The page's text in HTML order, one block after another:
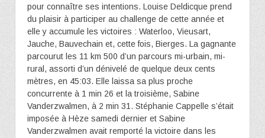
pour connaître ses intentions. Louise Deldicque prend
du plaisir à participer au challenge de cette année et
elle y accumule les victoires : Waterloo, Vieusart,
Jauche, Bauvechain et, cette fois, Bierges. La gagnante
parcourut les 11 km 500 d’un parcours mi-urbain, mi-
rural, assorti d’un dénivelé de quelque deux cents
mètres, en 45:03. Elle laissa sa plus proche
concurrente à 1 min 26 et la troisième, Sabine
Vanderzwalmen, à 2 min 31. Stéphanie Cappelle s’était
imposée à Hèze samedi dernier et Sabine
Vanderzwalmen avait remporté la victoire dans les